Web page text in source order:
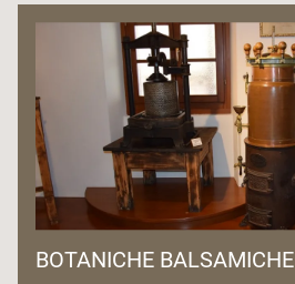
BOTANICHE BALSAMICHE